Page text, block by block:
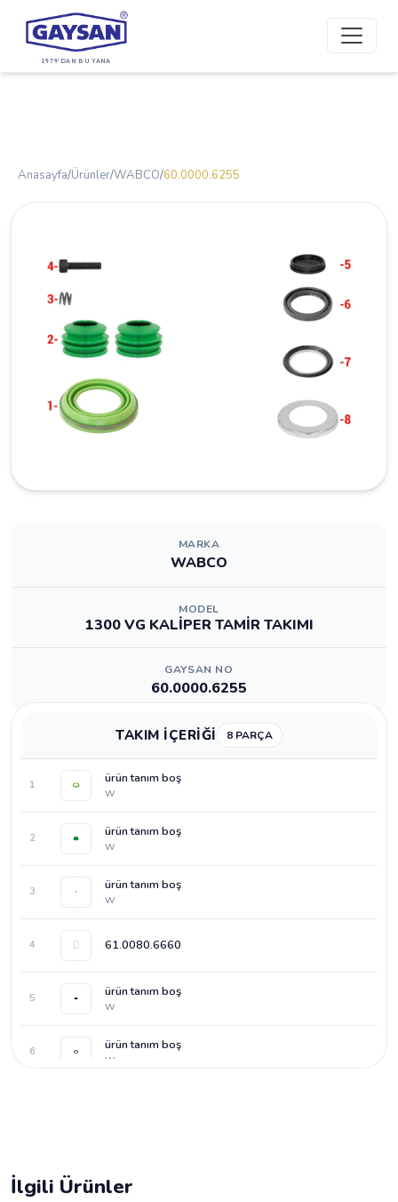
1979'DAN BU YANA
Anasayfa/Ürünler/WABCO/60.0000.6255
MARKA
WABCO
MODEL
1300 VG KALİPER TAMİR TAKIMI
GAYSAN NO
60.0000.6255
TAKIM İÇERİĞİ 8 PARÇA
1 ürün tanım boş
W
2 ürün tanım boş
W
3 ürün tanım boş
W
4 61.0080.6660
5 ürün tanım boş
W
6 ürün tanım boş
W
İlgili Ürünler